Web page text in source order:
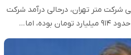
شرکت متر تهران، درحالی درآمد شرکت